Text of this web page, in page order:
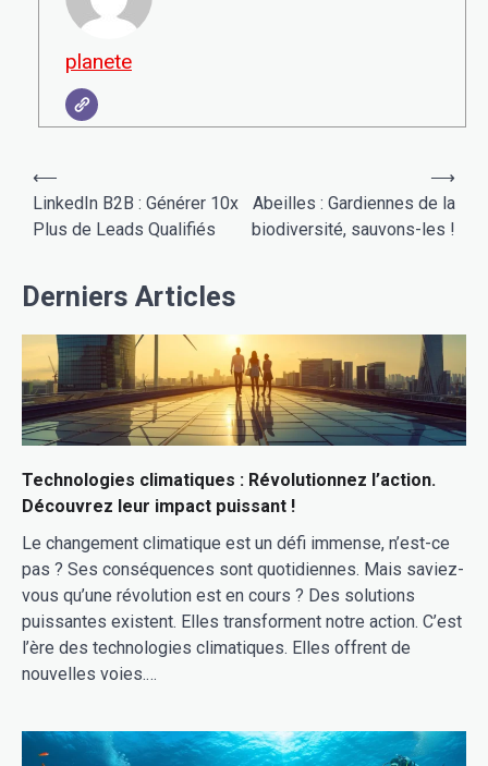
planete
Navigation
de
l’article
⟵
LinkedIn B2B : Générer 10x
Plus de Leads Qualifiés
Abeilles : Gardiennes de la
biodiversité, sauvons-les !
⟶
Derniers Articles
Technologies climatiques : Révolutionnez l’action.
Découvrez leur impact puissant !
Le changement climatique est un défi immense, n’est-ce
pas ? Ses conséquences sont quotidiennes. Mais saviez-
vous qu’une révolution est en cours ? Des solutions
puissantes existent. Elles transforment notre action. C’est
l’ère des technologies climatiques. Elles offrent de
nouvelles voies.…